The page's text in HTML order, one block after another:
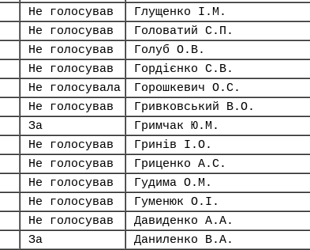
Не голосував Глущенко І.М.
Не голосував Головатий С.П.
Не голосував Голуб О.В.
Не голосував Гордієнко С.В.
Не голосувала Горошкевич О.С.
Не голосував Гривковський В.О.
За Гримчак Ю.М.
Не голосував Гринів І.О.
Не голосував Гриценко А.С.
Не голосував Гудима О.М.
Не голосував Гуменюк О.І.
Не голосував Давиденко А.А.
За Даниленко В.А.